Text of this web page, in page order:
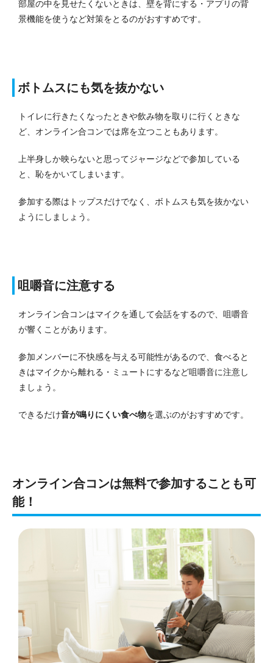
部屋の中を見せたくないときは、壁を背にする・アプリの背
景機能を使うなど対策をとるのがおすすめです。
ボトムスにも気を抜かない
トイレに行きたくなったときや飲み物を取りに行くときな
ど、オンライン合コンでは席を立つこともあります。
上半身しか映らないと思ってジャージなどで参加している
と、恥をかいてしまいます。
参加する際はトップスだけでなく、ボトムスも気を抜かない
ようにしましょう。
咀嚼音に注意する
オンライン合コンはマイクを通して会話をするので、咀嚼音
が響くことがあります。
参加メンバーに不快感を与える可能性があるので、食べると
きはマイクから離れる・ミュートにするなど咀嚼音に注意し
ましょう。
できるだけ音が鳴りにくい食べ物を選ぶのがおすすめです。
オンライン合コンは無料で参加することも可
能！